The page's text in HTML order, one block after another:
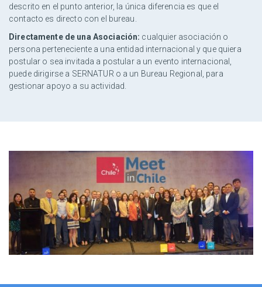
descrito en el punto anterior, la única diferencia es que el
contacto es directo con el bureau.
Directamente de una Asociación: cualquier asociación o
persona perteneciente a una entidad internacional y que quiera
postular o sea invitada a postular a un evento internacional,
puede dirigirse a SERNATUR o a un Bureau Regional, para
gestionar apoyo a su actividad.